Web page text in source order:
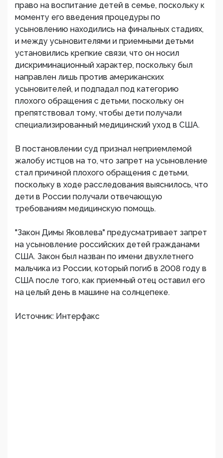
право на воспитание детей в семье, поскольку к
моменту его введения процедуры по
усыновлению находились на финальных стадиях,
и между усыновителями и приемными детьми
установились крепкие связи, что он носил
дискриминационный характер, поскольку был
направлен лишь против американских
усыновителей, и подпадал под категорию
плохого обращения с детьми, поскольку он
препятствовал тому, чтобы дети получали
специализированный медицинский уход в США.
В постановлении суд признал неприемлемой
жалобу истцов на то, что запрет на усыновление
стал причиной плохого обращения с детьми,
поскольку в ходе расследования выяснилось, что
дети в России получали отвечающую
требованиям медицинскую помощь.
"Закон Димы Яковлева" предусматривает запрет
на усыновление российских детей гражданами
США. Закон был назван по имени двухлетнего
мальчика из России, который погиб в 2008 году в
США после того, как приемный отец оставил его
на целый день в машине на солнцепеке.
Источник: Интерфакс